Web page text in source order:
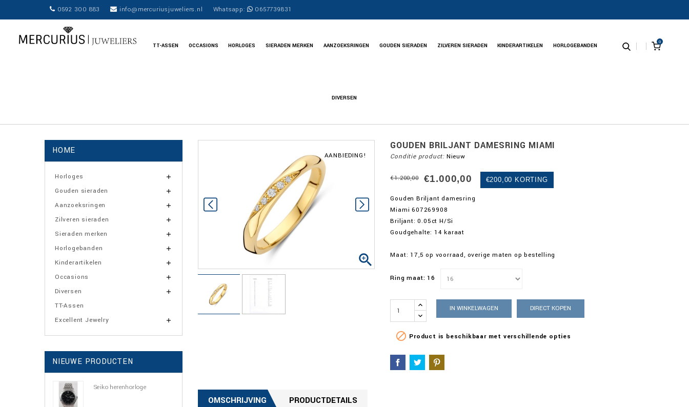
0592 300 883 info@mercuriusjuweliers.nl Whatsapp: 0657739831
0
TT-ASSEN OCCASIONS HORLOGES SIERADEN MERKEN AANZOEKSRINGEN GOUDEN SIERADEN ZILVEREN SIERADEN KINDERARTIKELEN HORLOGEBANDEN
DIVERSEN
HOME
Horloges 
Gouden sieraden 
Aanzoeksringen 
Zilveren sieraden 
Sieraden merken 
Horlogebanden 
Kinderartikelen 
Occasions 
Diversen 
TT-Assen
Excellent Jewelry

NIEUWE PRODUCTEN
Seiko herenhorloge
AANBIEDING!
 
GOUDEN BRILJANT DAMESRING MIAMI
Conditie product: Nieuw
€1.200,00 €1.000,00 €200,00 KORTING
Gouden Briljant damesring
Miami 607269908
Briljant: 0.05ct H/Si
Goudgehalte: 14 karaat
Maat: 17,5 op voorraad, overige maten op bestelling
Ring maat: 16
IN WINKELWAGEN DIRECT KOPEN
 Product is beschikbaar met verschillende opties
OMSCHRIJVING PRODUCTDETAILS